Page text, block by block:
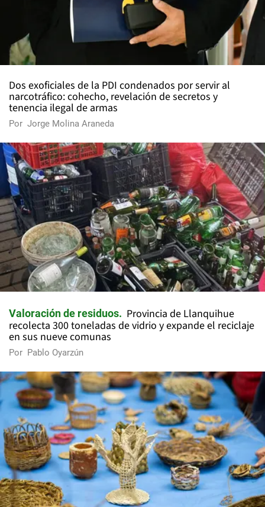
Dos exoficiales de la PDI condenados por servir al
narcotráfico: cohecho, revelación de secretos y
tenencia ilegal de armas
Por Jorge Molina Araneda
Valoración de residuos
Provincia de Llanquihue
recolecta 300 toneladas de vidrio y expande el reciclaje
en sus nueve comunas
Por Pablo Oyarzún